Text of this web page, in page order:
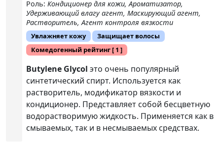
Роль: Кондиционер для кожи, Ароматизатор,
Удерживающий влагу агент, Маскирующий агент,
Растворитель, Агент контроля вязкости
Увлажняет кожу
Защищает волосы
Комедогенный рейтинг[ 1 ]
Butylene Glycol это очень популярный
синтетический спирт. Используется как
растворитель, модификатор вязкости и
кондиционер. Представляет собой бесцветную
водорастворимую жидкость. Применяется как в
смываемых, так и в несмываемых средствах.